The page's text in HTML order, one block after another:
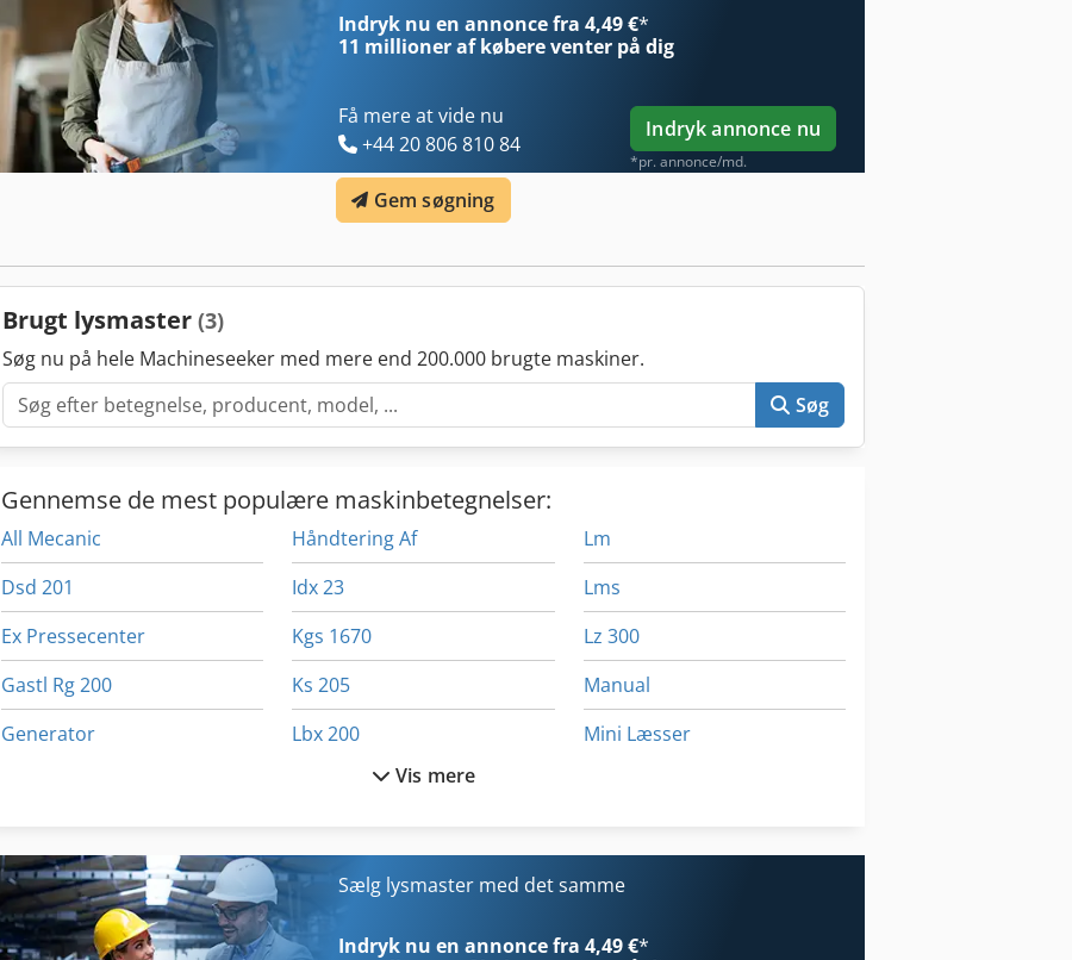
Indryk nu en annonce fra 4,49 €*
11 millioner af købereventer på dig
Få mere at vide nu
+44 20 806 810 84
Indryk annonce nu
*pr. annonce/md.
Gem søgning
Brugt lysmaster (3)
Søg nu på hele Machineseeker med mere end 200.000 brugte maskiner.
Søg
Gennemse de mest populære maskinbetegnelser:
All Mecanic
Dsd 201
Ex Pressecenter
Gastl Rg 200
Generator
Hl
Hsc 20 Linear
Håndtering Af
Idx 23
Kgs 1670
Ks 205
Lbx 200
Lf 532
Lm
Lms
Lz 300
Manual
Mini Læsser
Vis mere
Sælg lysmaster med det samme
Indryk nu en annonce fra 4,49 €*